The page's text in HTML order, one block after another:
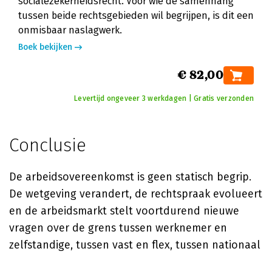
tussen beide rechtsgebieden wil begrijpen, is dit een
onmisbaar naslagwerk.
Boek bekijken
€ 82,00
Levertijd ongeveer 3 werkdagen | Gratis verzonden
Conclusie
De arbeidsovereenkomst is geen statisch begrip.
De wetgeving verandert, de rechtspraak evolueert
en de arbeidsmarkt stelt voortdurend nieuwe
vragen over de grens tussen werknemer en
zelfstandige, tussen vast en flex, tussen nationaal